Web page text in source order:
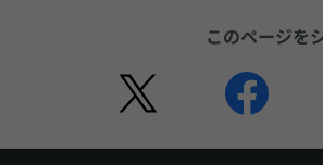
このページを